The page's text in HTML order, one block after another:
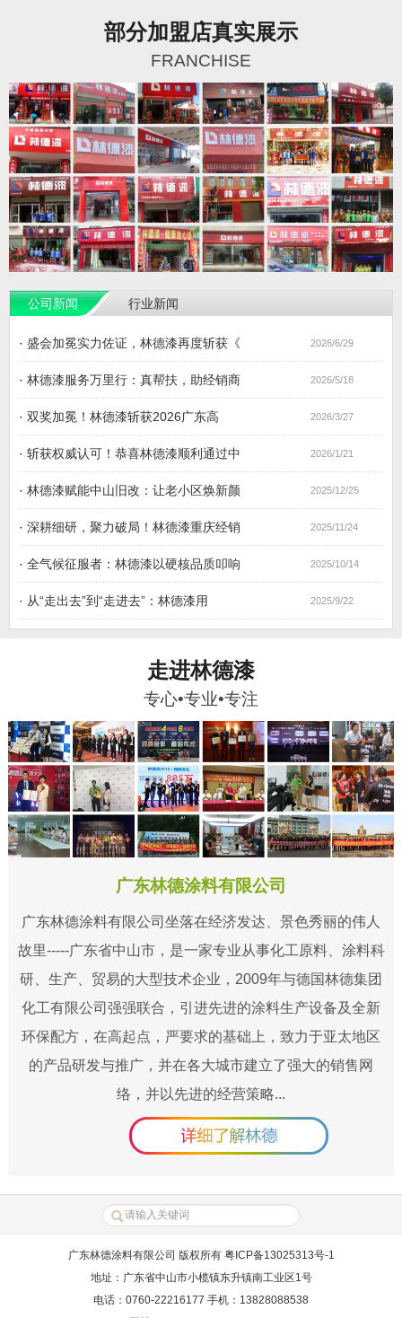
部分加盟店真实展示
FRANCHISE
公司新闻 行业新闻
· 盛会加冕实力佐证，林德漆再度斩获《 2026/6/29
· 林德漆服务万里行：真帮扶，助经销商 2026/5/18
· 双奖加冕！林德漆斩获2026广东高 2026/3/27
· 斩获权威认可！恭喜林德漆顺利通过中 2026/1/21
· 林德漆赋能中山旧改：让老小区焕新颜 2025/12/25
· 深耕细研，聚力破局！林德漆重庆经销 2025/11/24
· 全气候征服者：林德漆以硬核品质叩响 2025/10/14
· 从“走出去”到“走进去”：林德漆用 2025/9/22
走进林德漆
专心•专业•专注
广东林德涂料有限公司
广东林德涂料有限公司坐落在经济发达、景色秀丽的伟人
故里-----广东省中山市，是一家专业从事化工原料、涂料科
研、生产、贸易的大型技术企业，2009年与德国林德集团
化工有限公司强强联合，引进先进的涂料生产设备及全新
环保配方，在高起点，严要求的基础上，致力于亚太地区
的产品研发与推广，并在各大城市建立了强大的销售网
络，并以先进的经营策略...
广东林德涂料有限公司 版权所有 粤ICP备13025313号-1
地址：广东省中山市小榄镇东升镇南工业区1号
电话：0760-22216177 手机：13828088538